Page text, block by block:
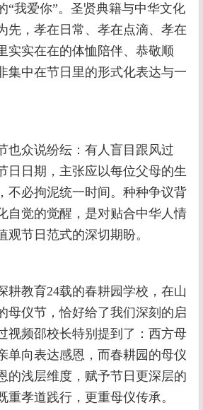
“我爱你”。圣贤典籍与中华文化
先，孝在日常、孝在点滴、孝在
实实在在的体恤陪伴、恭敬顺
集中在节日里的形式化表达与一
也众说纷纭：有人盲目跟风过
日日期，主张应以每位父母的生
不必拘泥统一时间。种种争议背
自觉的觉醒，是对贴合中华人情
观节日范式的深切期盼。
耕教育24载的春耕园学校，在山
母仪节，恰好给了我们深刻的启
视频邵校长特别提到了：西方母
单向表达感恩，而春耕园的母仪
的浅层维度，赋予节日更深层的
重孝道践行，更重母仪传承。